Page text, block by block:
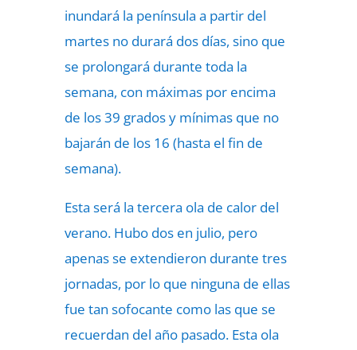
inundará la península a partir del
martes no durará dos días, sino que
se prolongará durante toda la
semana, con máximas por encima
de los 39 grados y mínimas que no
bajarán de los 16 (hasta el fin de
semana).
Esta será la tercera ola de calor del
verano. Hubo dos en julio, pero
apenas se extendieron durante tres
jornadas, por lo que ninguna de ellas
fue tan sofocante como las que se
recuerdan del año pasado. Esta ola